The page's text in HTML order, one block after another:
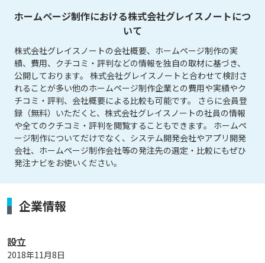
ホームページ制作における株式会社グレイスノートにつ
いて
株式会社グレイスノートの会社概要、ホームページ制作の実
績、費用、クチコミ・評判などの情報を独自の取材に基づき、
公開しております。 株式会社グレイスノートと合わせて検討さ
れることが多い他のホームページ制作企業との費用や実績やク
チコミ・評判、会社概要による比較も可能です。 さらに会員登
録（無料）いただくと、株式会社グレイスノートの社員の情報
や全てのクチコミ・評判を閲覧することもできます。 ホームペ
ージ制作についてだけでなく、システム開発会社やアプリ開発
会社、ホームページ制作会社等の発注先の選定・比較にもぜひ
発注ナビをお使いください。
企業情報
設立
2018年11月8日